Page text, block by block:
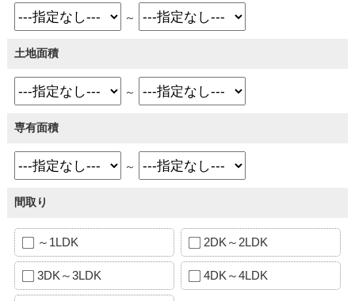
～
土地面積
～
専有面積
～
間取り
～1LDK 2DK～2LDK
3DK～3LDK 4DK～4LDK